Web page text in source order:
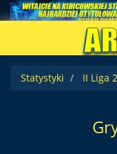
Statystyki
II Liga